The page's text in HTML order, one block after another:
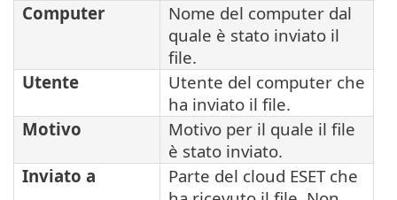
Computer
Nome del computer dal
quale è stato inviato il
file.
Utente
Utente del computer che
ha inviato il file.
Motivo
Motivo per il quale il file
è stato inviato.
Inviato a
Parte del cloud ESET che